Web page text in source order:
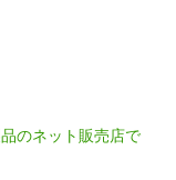
のネット販売店で